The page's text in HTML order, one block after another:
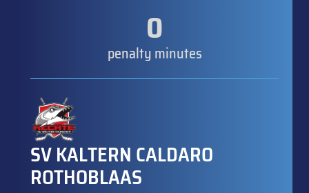
0
penalty minutes
SV KALTERN CALDARO
ROTHOBLAAS